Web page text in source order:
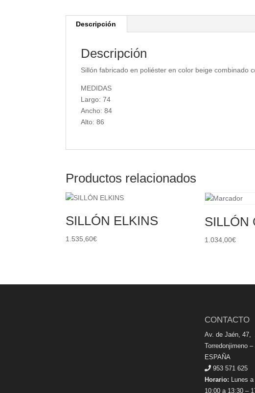
Descripción
Descripción
Sillón fabricado en poliéster en color beige combinado
MEDIDAS
Largo: 74
Ancho: 84
Alto: 86
Productos relacionados
SILLÓN ELKINS
1.535,60€
SILLÓN
1.034,00€
CONTACTO
Av. de Jaén, 47,
Torredonjimeno –
ESPAÑA
953 571 625
Horario: Lunes
10:00 a 13:30 –